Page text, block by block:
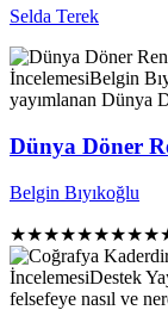
Selda Terek
İncelemesiBelgin
yayımlanan Dünya
Dünya Döner
Belgin Bıyıkoğlu
★★★★★
İncelemesiDestek
felsefeye nasıl ve